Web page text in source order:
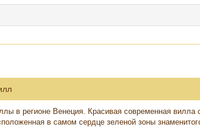
в регионе Венеция. Красивая современная вилла
в самом сердце зеленой зоны